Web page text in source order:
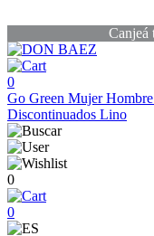
Canjeá
0
Go Green MujerHombre
Discontinuados Lino
0
0